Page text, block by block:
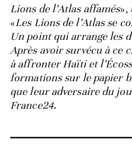
Lions de l’Atlas affamés»,
«Les Lions de l’Atlas se
Un point qui arrange les
Après avoir survécu à ce
à affronter Haïti et
formations sur le papier
que leur adversaire du
France24.